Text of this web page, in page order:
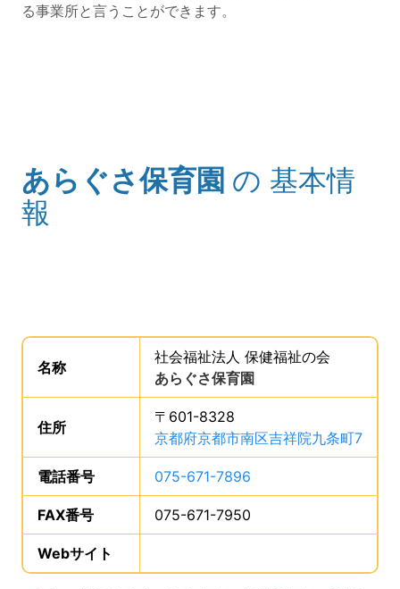
る事業所と言うことができます。
(タイトル)
あらぐさ保育園 の 基本情
報
事業所の基礎データを読み上げます。
名称は、
社会福祉法人 保健福祉の会
あらぐさ保育園
住所
〒601-8328
京都府京都市南区吉祥院九条町7
電話番号 075-671-7896
FAX番号 075-671-7950
Webサイト